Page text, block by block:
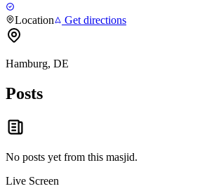
Location Get directions
Hamburg, DE
Posts
No posts yet from this masjid.
Live Screen